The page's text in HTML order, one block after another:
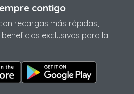
contigo
recargas más rápidas,
exclusivos para la